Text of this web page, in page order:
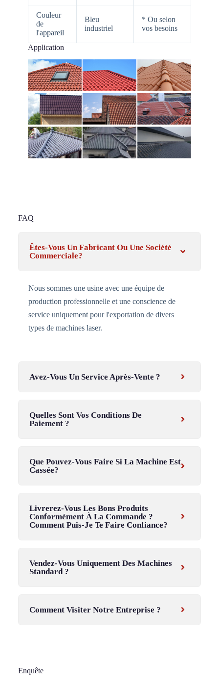
Couleur
de
l'appareil
Bleu
industriel
* Ou selon
vos besoins
Application
FAQ
Êtes-Vous Un Fabricant Ou Une Société
Commerciale?
Nous sommes une usine avec une équipe de
production professionnelle et une conscience de
service uniquement pour l'exportation de divers
types de machines laser.
Avez-Vous Un Service Après-Vente ?
Quelles Sont Vos Conditions De
Paiement ?
Que Pouvez-Vous Faire Si La Machine Est
Cassée?
Livrerez-Vous Les Bons Produits
Conformément À La Commande ?
Comment Puis-Je Te Faire Confiance?
Vendez-Vous Uniquement Des Machines
Standard ?
Comment Visiter Notre Entreprise ?
Enquête